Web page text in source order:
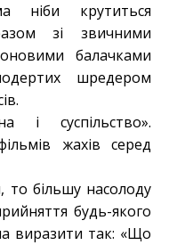
ніби крутиться
зі звичними
балачками
шредером
і суспільство».
жахів серед
більшу насолоду
будь-якого
виразити так: «Що